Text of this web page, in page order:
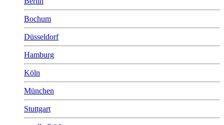
Bochum
Düsseldorf
Hamburg
Köln
München
Stuttgart